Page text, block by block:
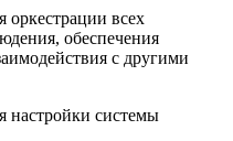
оркестрации всех
обеспечения
с другими
настройки системы